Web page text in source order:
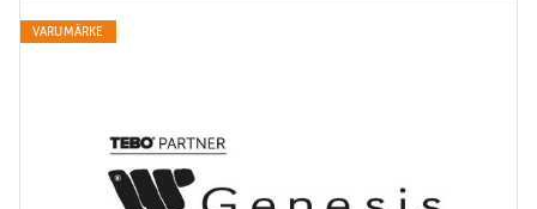
VARUMÄRKE